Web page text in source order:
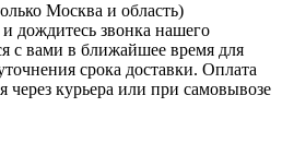
Москва и область)
дождитесь звонка нашего
с вами в ближайшее время для
срока доставки. Оплата
курьера или при самовывозе